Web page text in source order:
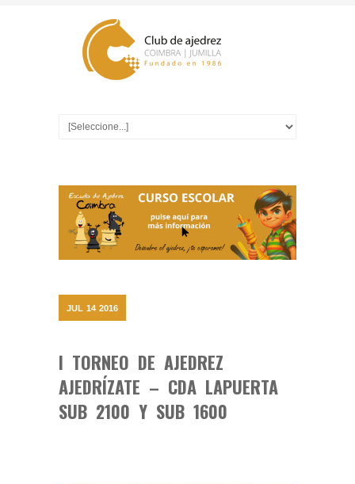
JUL 14 2016
I TORNEO DE AJEDREZ
AJEDRÍZATE – CDA LAPUERTA
SUB 2100 Y SUB 1600